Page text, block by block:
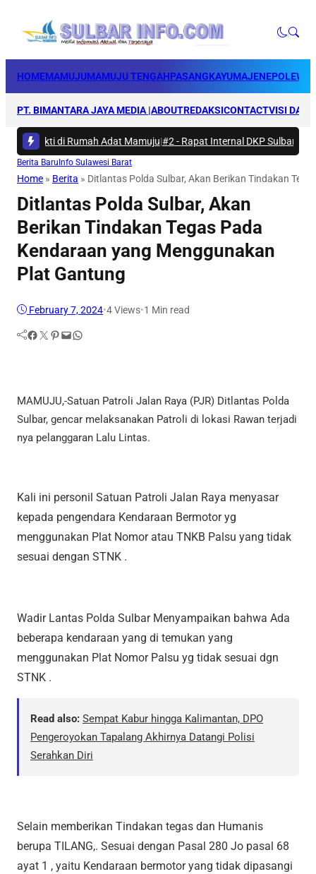
HOMEMAMUJUMAMUJU TENGAHPASANGKAYUMAJENE
PT. BIMANTARA JAYA MEDIA |ABOUTREDAKSICONTACTVISI DAN
Bakti di Rumah Adat Mamuju|#2 -Rapat Internal DKP Sulbar,
Berita Baru Info Sulawesi Barat
Home » Berita » Ditlantas Polda Sulbar, Akan Berikan Tindakan
Ditlantas Polda Sulbar, Akan
Berikan Tindakan Tegas Pada
Kendaraan yang Menggunakan
Plat Gantung
February 7, 2024•4Views•1 Min read
Facebook Twitter Pinterest Mail WhatsApp
MAMUJU,-Satuan Patroli Jalan Raya (PJR) Ditlantas Polda
Sulbar, gencar melaksanakan Patroli di lokasi Rawan terjadi
nya pelanggaran Lalu Lintas.
Kali ini personil Satuan Patroli Jalan Raya menyasar
kepada pengendara Kendaraan Bermotor yg
menggunakan Plat Nomor atau TNKB Palsu yang tidak
sesuai dengan STNK .
Wadir Lantas Polda Sulbar Menyampaikan bahwa Ada
beberapa kendaraan yang di temukan yang
menggunakan Plat Nomor Palsu yg tidak sesuai dgn
STNK .
Read also: Sempat Kabur hingga Kalimantan, DPO
Pengeroyokan Tapalang Akhirnya Datangi Polisi
Serahkan Diri
Selain memberikan Tindakan tegas dan Humanis
berupa TILANG,. Sesuai dengan Pasal 280 Jo pasal 68
ayat 1 , yaitu Kendaraan bermotor yang tidak dipasangi